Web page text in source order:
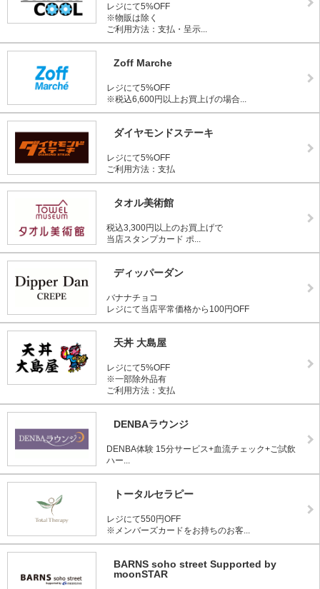
レジにて5%OFF
※物販は除く
ご利用方法：支払・呈示...
Zoff Marche
レジにて5%OFF
※税込6,600円以上お買上げの場合...
ダイヤモンドステーキ
レジにて5%OFF
ご利用方法：支払
タオル美術館
税込3,300円以上のお買上げで
当店スタンプカード ポ...
ディッパーダン
バナナチョコ
レジにて当店平常価格から100円OFF
天丼 大島屋
レジにて5%OFF
※一部除外品有
ご利用方法：支払
DENBAラウンジ
DENBA体験 15分サービス+血流チェック+ご試飲
ハー...
トータルセラピー
レジにて550円OFF
※メンバーズカードをお持ちのお客...
BARNS soho street Supported by
moonSTAR